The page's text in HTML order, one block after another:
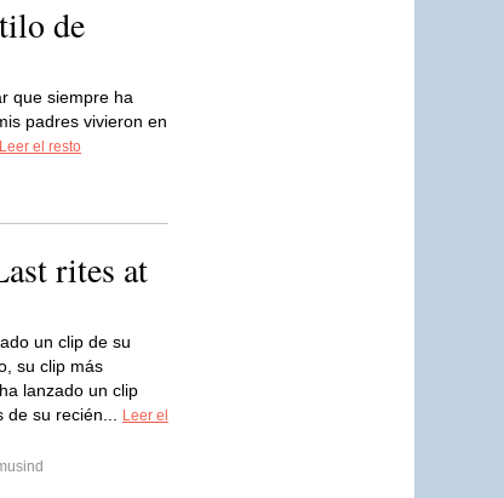
de
que siempre ha
padres vivieron en
Leer el resto
rites at
un clip de su
su clip más
lanzado un clip
de su recién...
Leer el